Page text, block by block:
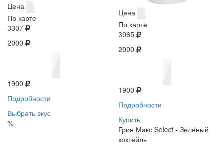
Цена
По карте
3307
2000
1900
Подробности
Выбрать вкус
%
Цена
По карте
3065
2000
1900
Подробности
Купить
Грин Макс Select - Зелёный
коктейль